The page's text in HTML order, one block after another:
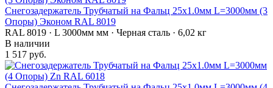
Снегозадержатель Трубчатый на Фальц 25х1.0мм L=3000мм (3
Опоры) Эконом RAL 8019
RAL 8019 · L 3000мм мм · Черная сталь · 6,02 кг
В наличии
1 517 руб.